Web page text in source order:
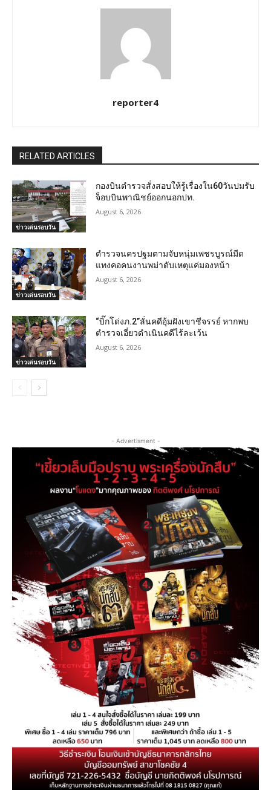
reporter4
RELATED ARTICLES
ข่าวเด่นรอบวัน
กองบินตำรวจสั่งสอบให้รู้เรื่องใน60วันปมรับ
จ็อบบินพาณิชย์ออกนอกปท.
August 6, 2026
ข่าวเด่นรอบวัน
ตำรวจนครปฐมตามจับหนุ่มเพชรบูรณ์มีด
แทงคอคนงานพม่าดับเหตุแค่มองหน้า
August 6, 2026
ข่าวเด่นรอบวัน
“บิ๊กโด่งภ.2”ลั่นคดีอุ้มฝังเขาชีจรรย์ หากพบ
ตำรวจเอี่ยวดำเนินคดีไร้ละเว้น
August 6, 2026
- Advertisment -